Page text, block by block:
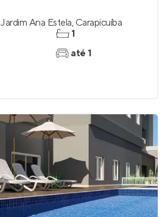
Jardim Ana Estela, Carapicuíba
1
até 1